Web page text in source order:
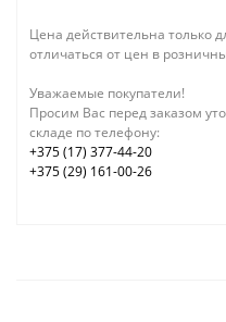
Цена действительна только
отличаться от цен в
Уважаемые покупатели!
Просим Вас перед заказом
складе по телефону:
+375 (17) 377-44-20
+375 (29) 161-00-26